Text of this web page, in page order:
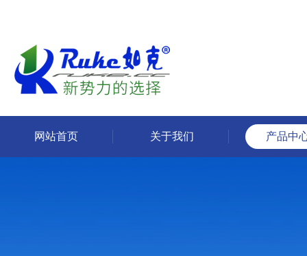
网站首页 关于我们 产品中